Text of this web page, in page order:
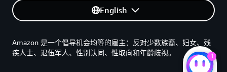
English
Amazon 是一个倡导机会均等的雇主：反对少数族裔、妇女、残
疾人士、退伍军人、性别认同、性取向和年龄歧视。
1